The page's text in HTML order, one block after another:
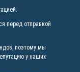
перед отправкой
поэтому мы
у наших